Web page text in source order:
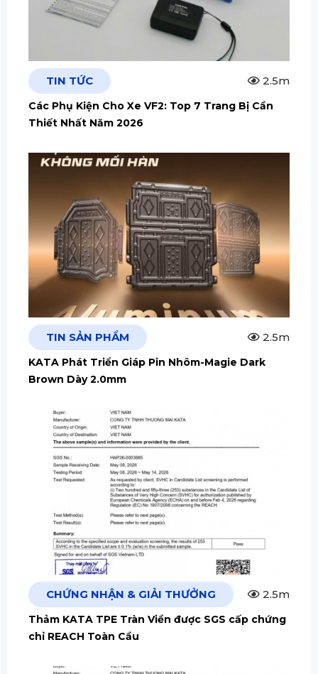
TIN TỨC 2.5m
Các Phụ Kiện Cho Xe VF2: Top 7 Trang Bị Cần
Thiết Nhất Năm 2026
TIN SẢN PHẨM 2.5m
KATA Phát Triển Giáp Pin Nhôm-Magie Dark
Brown Dày 2.0mm
CHỨNG NHẬN & GIẢI THƯỞNG 2.5m
Thảm KATA TPE Tràn Viền được SGS cấp chứng
chỉ REACH Toàn Cầu